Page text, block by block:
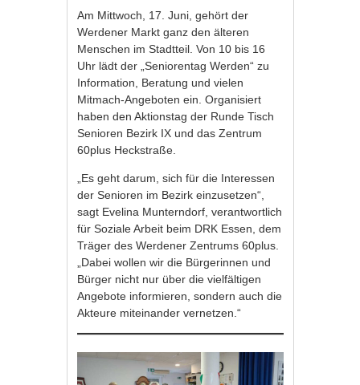
Am Mittwoch, 17. Juni, gehört der
Werdener Markt ganz den älteren
Menschen im Stadtteil. Von 10 bis 16
Uhr lädt der „Seniorentag Werden“ zu
Information, Beratung und vielen
Mitmach-Angeboten ein. Organisiert
haben den Aktionstag der Runde Tisch
Senioren Bezirk IX und das Zentrum
60plus Heckstraße.
„Es geht darum, sich für die Interessen
der Senioren im Bezirk einzusetzen“,
sagt Evelina Munterndorf, verantwortlich
für Soziale Arbeit beim DRK Essen, dem
Träger des Werdener Zentrums 60plus.
„Dabei wollen wir die Bürgerinnen und
Bürger nicht nur über die vielfältigen
Angebote informieren, sondern auch die
Akteure miteinander vernetzen.“